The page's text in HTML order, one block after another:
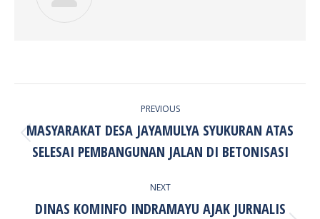
PREVIOUS
Previous
post:
MASYARAKAT DESA JAYAMULYA SYUKURAN ATAS
SELESAI PEMBANGUNAN JALAN DI BETONISASI
NEXT
DINAS KOMINFO INDRAMAYU AJAK JURNALIS